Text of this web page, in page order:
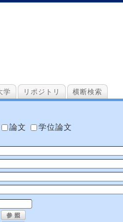
学 リポジトリ 横断検索
論文
学位論文